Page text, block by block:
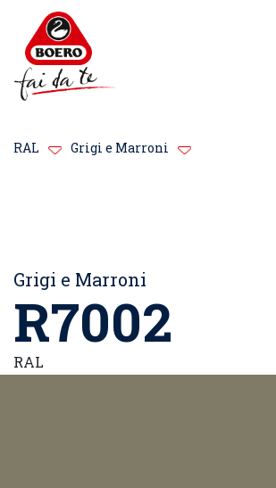
RAL Grigi e Marroni
Grigi e Marroni
R7002
RAL